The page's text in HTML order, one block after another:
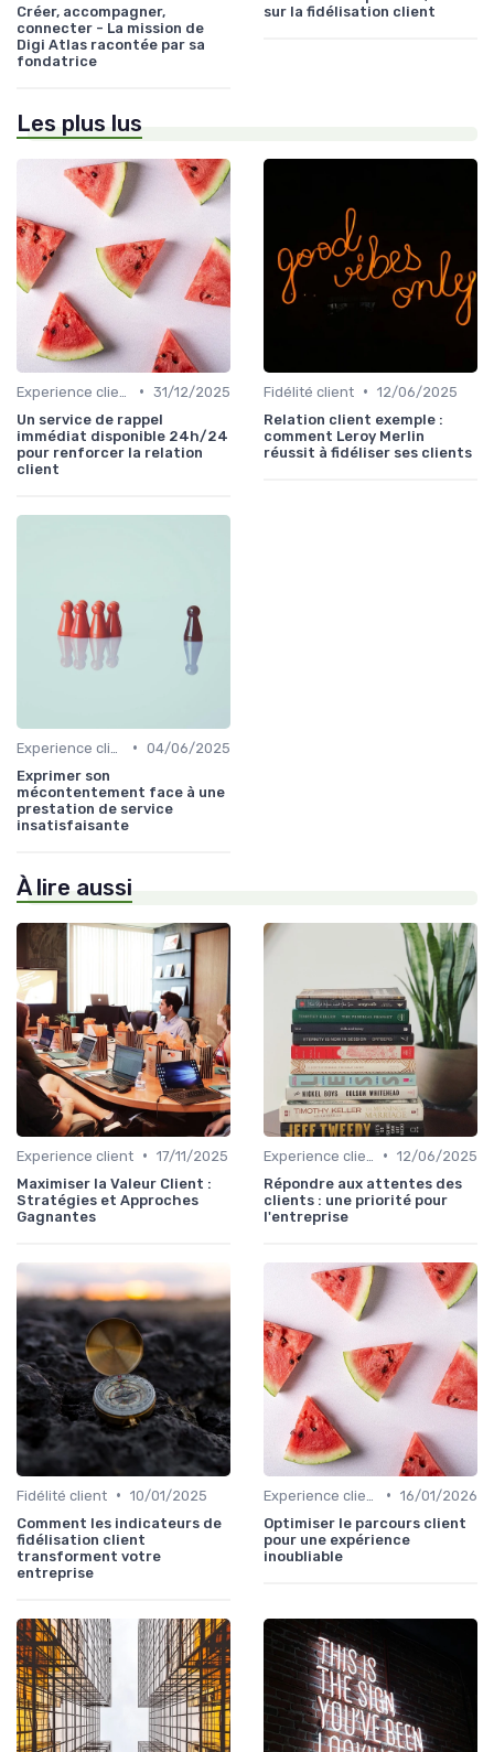
Créer, accompagner,
connecter - La mission de
Digi Atlas racontée par sa
fondatrice
sur la fidélisation client
Les plus lus
• 31/12/2025
Un service de rappel
immédiat disponible 24h/24
pour renforcer la relation
client
Fidélité client • 12/06/2025
Relation client exemple :
comment Leroy Merlin
réussit à fidéliser ses clients
• 04/06/2025
Exprimer son
mécontentement face à une
prestation de service
insatisfaisante
À lire aussi
Experience client • 17/11/2025
Maximiser la Valeur Client :
Stratégies et Approches
Gagnantes
• 12/06/2025
Répondre aux attentes des
clients : une priorité pour
l'entreprise
Fidélité client • 10/01/2025
Comment les indicateurs de
fidélisation client
transforment votre
entreprise
• 16/01/2026
Optimiser le parcours client
pour une expérience
inoubliable